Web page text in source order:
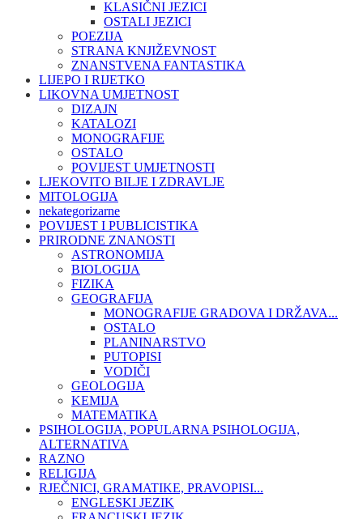
KLASIČNI JEZICI
OSTALI JEZICI
POEZIJA
STRANA KNJIŽEVNOST
ZNANSTVENA FANTASTIKA
LIJEPO I RIJETKO
LIKOVNA UMJETNOST
DIZAJN
KATALOZI
MONOGRAFIJE
OSTALO
POVIJEST UMJETNOSTI
LJEKOVITO BILJE I ZDRAVLJE
MITOLOGIJA
nekategorizarne
POVIJEST I PUBLICISTIKA
PRIRODNE ZNANOSTI
ASTRONOMIJA
BIOLOGIJA
FIZIKA
GEOGRAFIJA
MONOGRAFIJE GRADOVA I DRŽAVA...
OSTALO
PLANINARSTVO
PUTOPISI
VODIČI
GEOLOGIJA
KEMIJA
MATEMATIKA
PSIHOLOGIJA, POPULARNA PSIHOLOGIJA,
ALTERNATIVA
RAZNO
RELIGIJA
RJEČNICI, GRAMATIKE, PRAVOPISI...
ENGLESKI JEZIK